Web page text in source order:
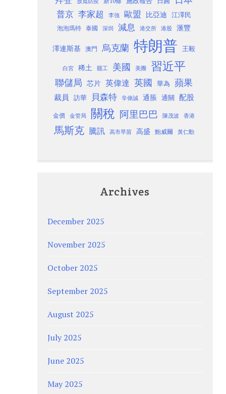
普京 李家超 李強 歐盟 比亞迪 江澤民
泡泡瑪特 泰國 深圳 減息 港交所 港股 滙豐
澤連斯基 澳門 烏克蘭 特朗普 王毅
白宮 稀土 罷工 美國 美團 習近平
聯儲局 芯片 英偉達 英國 華為 蘋果
裁員 訪華 貝森特 辛偉誠 通脹 通關 配股
金價 金管局 關稅 阿里巴巴 陳茂波 香港
馬斯克 騰訊 高市早苗 高盛 鮑威爾 黃仁勳
Archives
December 2025
November 2025
October 2025
September 2025
August 2025
July 2025
June 2025
May 2025